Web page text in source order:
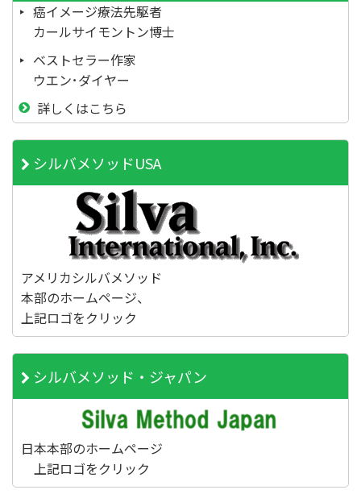
癌イメージ療法先駆者
カールサイモントン博士
ベストセラー作家
ウエン･ダイヤー
詳しくはこちら
シルバメソッドUSA
アメリカシルバメソッド
本部のホームページ、
上記ロゴをクリック
シルバメソッド・ジャパン
日本本部のホームページ
上記ロゴをクリック